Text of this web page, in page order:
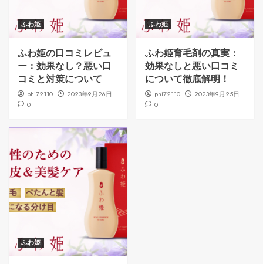
ふわ姫
ふわ姫の口コミレビュ
ー：効果なし？悪い口
コミと対策について
phi72110
2023年9月26日
0
ふわ姫
ふわ姫育毛剤の真実：
効果なしと悪い口コミ
について徹底解明！
phi72110
2023年9月25日
0
ふわ姫